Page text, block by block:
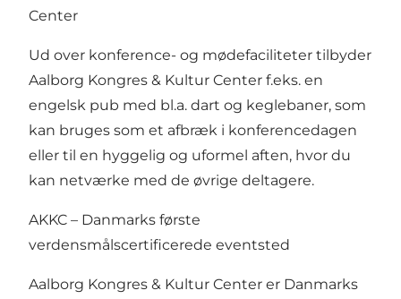
Center
Ud over konference- og mødefaciliteter tilbyder
Aalborg Kongres & Kultur Center f.eks. en
engelsk pub med bl.a. dart og keglebaner, som
kan bruges som et afbræk i konferencedagen
eller til en hyggelig og uformel aften, hvor du
kan netværke med de øvrige deltagere.
AKKC – Danmarks første
verdensmålscertificerede eventsted
Aalborg Kongres & Kultur Center er Danmarks